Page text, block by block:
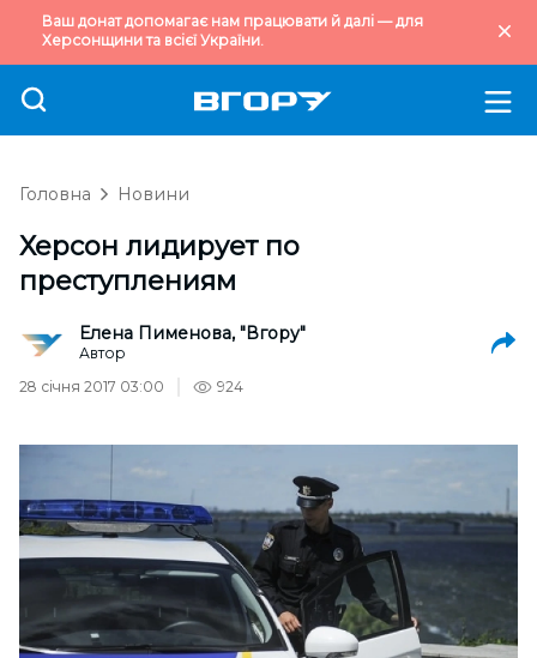
Ваш донат допомагає нам працювати й далі — для
Херсонщини та всієї України.
Головна Новини
Херсон лидирует по
преступлениям
Елена Пименова, "Вгору"
Автор
28 січня 2017 03:00
924